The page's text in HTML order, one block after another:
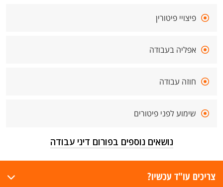
פיצויי פיטורין
אפליה בעבודה
חוזה עבודה
שימוע לפני פיטורים
נושאים נוספים בפורום דיני עבודה
צריכים עו"ד עכשיו?